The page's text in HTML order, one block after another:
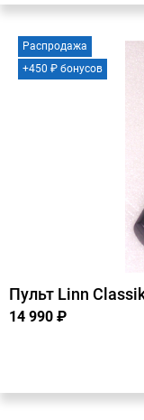
Распродажа
+450 ₽ бонусов
Пульт Linn
14 990 ₽